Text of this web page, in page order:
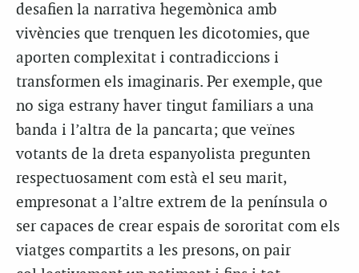
desafien la narrativa hegemònica amb
vivències que trenquen les dicotomies, que
aporten complexitat i contradiccions i
transformen els imaginaris. Per exemple, que
no siga estrany haver tingut familiars a una
banda i l’altra de la pancarta; que veïnes
votants de la dreta espanyolista pregunten
respectuosament com està el seu marit,
empresonat a l’altre extrem de la península o
ser capaces de crear espais de sororitat com els
viatges compartits a les presons, on pair